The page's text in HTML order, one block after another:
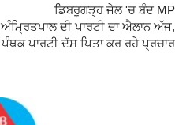
ਡਿਬਰੂਗੜ੍ਹ ਜੇਲ 'ਚ ਬੰਦ MP
ਅੰਮ੍ਰਿਤਪਾਲ ਦੀ ਪਾਰਟੀ ਦਾ ਐਲਾਨ ਅੱਜ,
ਪੰਥਕ ਪਾਰਟੀ ਦੱਸ ਪਿਤਾ ਕਰ ਰਹੇ ਪ੍ਰਚਾਰ